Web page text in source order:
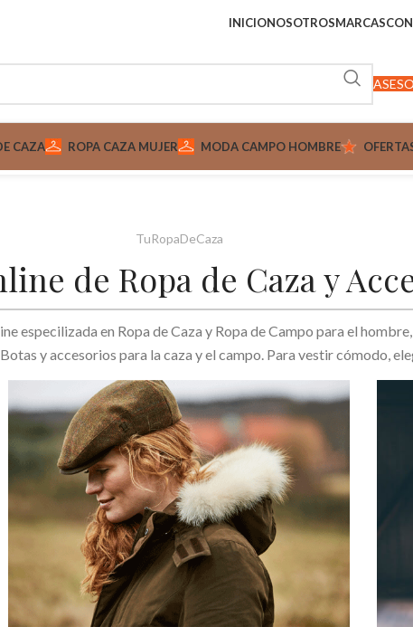
INICIONOSOTROSMARCAS
CAZA ROPA CAZA MUJER MODA CAMPO HOMBRE
TuRopaDeCaza
de Ropa de Caza y
especilizada en Ropa de Caza y Ropa de Campo para el
y accesorios para la caza y el campo. Para vestir cómodo,